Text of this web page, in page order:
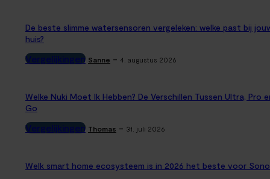
De beste slimme watersensoren vergeleken: welke past bij
huis?
Vergelijkingen Sanne - 4. augustus 2026
Welke Nuki Moet Ik Hebben? De Verschillen Tussen Ultra, Pro
Go
Vergelijkingen Thomas - 31. juli 2026
Welk smart home ecosysteem is in 2026 het beste voor